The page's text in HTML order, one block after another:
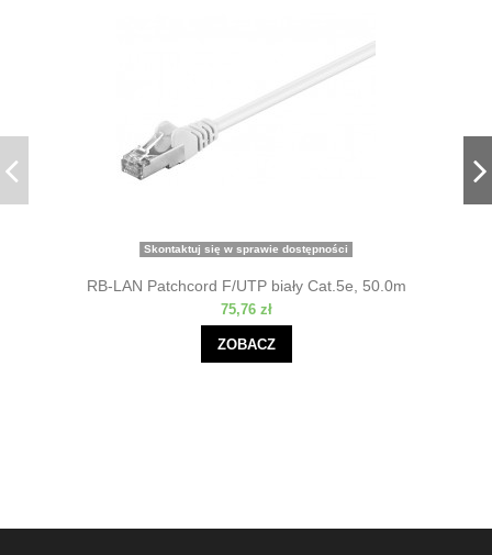
Skontaktuj się w sprawie dostępności
RB-LAN Patchcord F/UTP biały Cat.5e, 50.0m
75,76 zł
ZOBACZ